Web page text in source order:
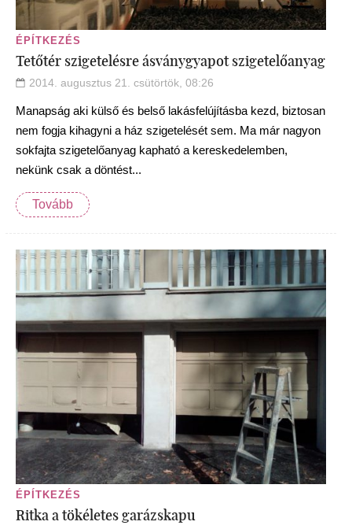
ÉPÍTKEZÉS
Tetőtér szigetelésre ásványgyapot szigetelőanyag
2014. augusztus 21. csütörtök, 08:26
Manapság aki külső és belső lakásfelújításba kezd, biztosan
nem fogja kihagyni a ház szigetelését sem. Ma már nagyon
sokfajta szigetelőanyag kapható a kereskedelemben,
nekünk csak a döntést...
Tovább
ÉPÍTKEZÉS
Ritka a tökéletes garázskapu